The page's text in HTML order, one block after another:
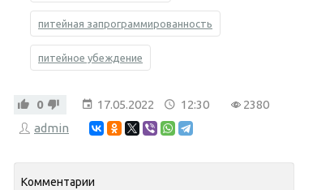
питейная запрограммированность
питейное убеждение
0 17.05.2022 12:30
2380
admin
Комментарии